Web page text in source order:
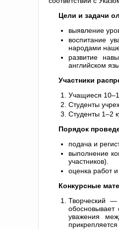
Цели и задачи
выявление
воспитание
народами
развитие
английском
Участники
Учащиеся
Студенты
Студенты 1–2
Порядок
подача и
выполнение
участников).
оценка работ
Конкурсные
Творческий —
уважения